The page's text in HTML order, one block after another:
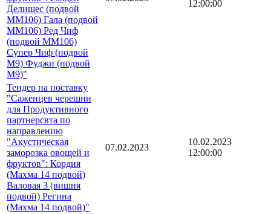
Делишес (подвой
ММ106) Гала (подвой
ММ106) Ред Чиф
(подвой ММ106)
Супер Чиф (подвой
М9) Фуджи (подвой
М9)"
12:00:00
Тендер на поставку
"Саженцев черешни
для Продуктивного
партнерсвта по
направлению
"Акустическая
заморозка овощей и
фруктов": Кордия
(Махма 14 подвой)
Валовая 3 (вишня
подвой) Регина
(Махма 14 подвой)"
07.02.2023
10.02.2023
12:00:00